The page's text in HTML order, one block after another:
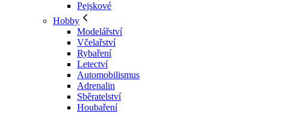
Pejskové
Hobby
Modelářství
Včelařství
Rybaření
Letectví
Automobilismus
Adrenalin
Sběratelství
Houbaření